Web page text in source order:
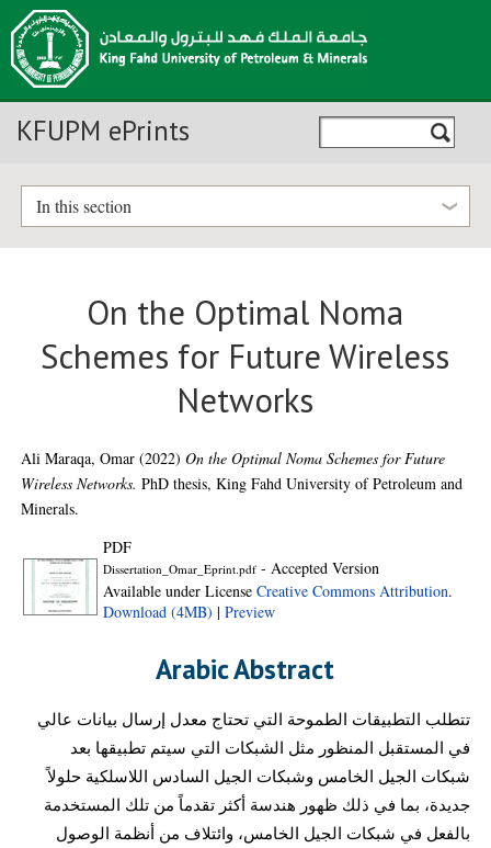
KFUPM ePrints
In this section
On the Optimal Noma
Schemes for Future Wireless
Networks
Ali Maraqa, Omar (2022)On the Optimal Noma Schemes for Future
Wireless Networks. PhD thesis, King Fahd University of Petroleum and
Minerals.
PDF
Dissertation_Omar_Eprint.pdf - Accepted Version
Available under LicenseCreative Commons Attribution.
Download (4MB) |Preview
Arabic Abstract
تتطلب التطبيقات الطموحة التي تحتاج معدل إرسال بيانات عالي
في المستقبل المنظور مثل الشبكات التي سيتم تطبيقها بعد
شبكات الجيل الخامس وشبكات الجيل السادس اللاسلكية حلولاً
جديدة، بما في ذلك ظهور هندسة أكثر تقدماً من تلك المستخدمة
بالفعل في شبكات الجيل الخامس، وائتلاف من أنظمة الوصول